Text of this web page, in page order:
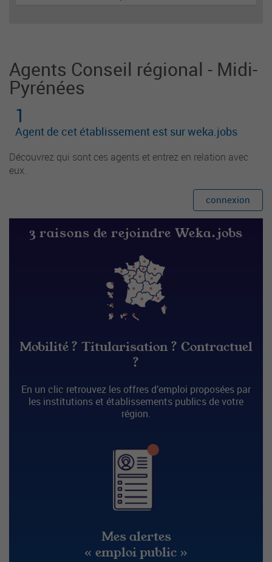
Agents Conseil régional - Midi-
Pyrénées
1
Agent de cet établissement est sur weka.jobs
Découvrez qui sont ces agents et entrez en relation avec
eux.
connexion
3 raisons de rejoindre Weka.jobs
Mobilité ? Titularisation ? Contractuel
?
En un clic retrouvez les offres d’emploi proposées par
les institutions et établissements publics de votre
région.
Mes alertes
« emploi public »